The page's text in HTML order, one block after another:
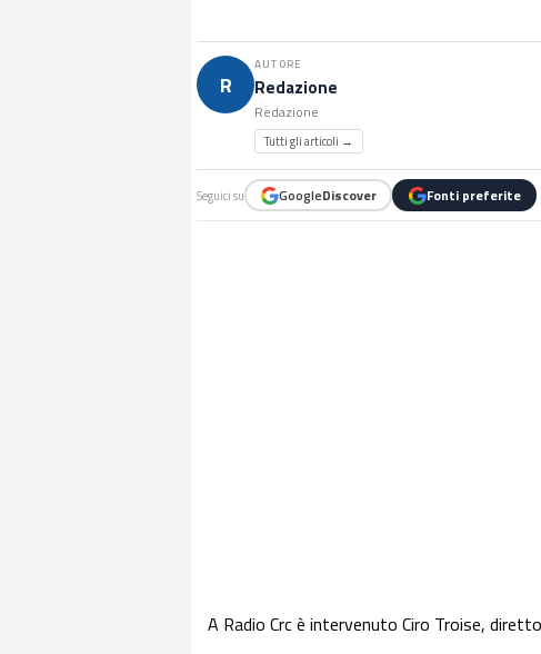
R
AUTORE
Redazione
Redazione
Tutti gli articoli →
Seguici su GoogleDiscover Fonti preferite
A Radio Crc è intervenuto Ciro Troise,